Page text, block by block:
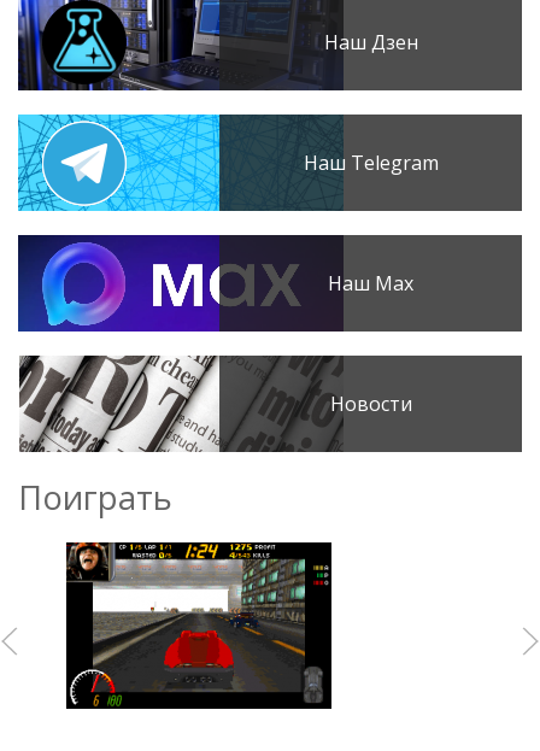
Наш Дзен
Наш Telegram
Наш Max
Новости
Поиграть